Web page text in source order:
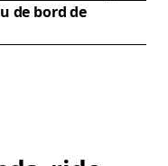
de bord de